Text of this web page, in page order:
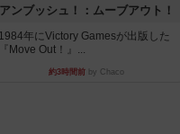
アンブッシュ！：ムーブアウト！
1984年にVictory Gamesが出版した
『Move Out！』...
約3時間前 by Chaco